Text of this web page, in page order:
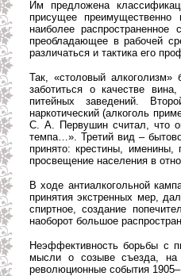
Им предложена
присущее
наиболее
преобладающее в рабочей
различаться и тактика его
Так, «столовый алкоголизм»
заботиться о качестве
питейных заведений.
наркотический (алкоголь
С. А. Первушин считал, что
темпа…». Третий вид –
принято: крестины,
просвещение населения в
В ходе антиалкогольной
принятия экстренных мер,
спиртное, создание
наоборот большое
Неэффективность борьбы с
мысли о созыве съезда, на
революционные события